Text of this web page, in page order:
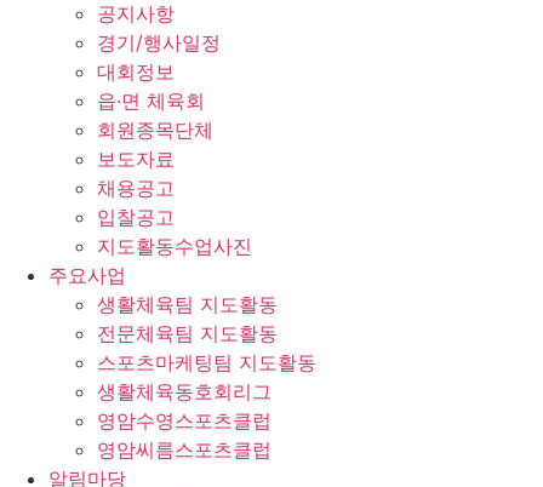
공지사항
경기/행사일정
대회정보
읍·면 체육회
회원종목단체
보도자료
채용공고
입찰공고
지도활동수업사진
주요사업
생활체육팀 지도활동
전문체육팀 지도활동
스포츠마케팅팀 지도활동
생활체육동호회리그
영암수영스포츠클럽
영암씨름스포츠클럽
알림마당